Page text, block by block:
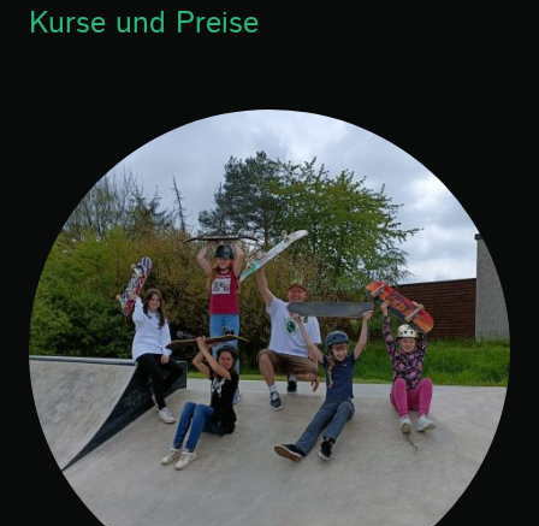
Kurse und Preise